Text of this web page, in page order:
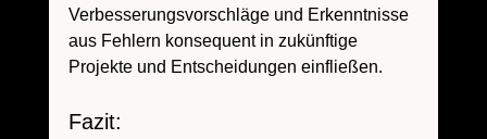
Verbesserungsvorschläge und Erkenntnisse
aus Fehlern konsequent in zukünftige
Projekte und Entscheidungen einfließen.
Fazit: